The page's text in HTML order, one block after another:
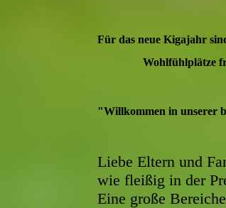
Für das neue Kigajahr
Wohlfühlplätze
"Willkommen in unserer
Liebe Eltern und
wie fleißig in der
Eine große